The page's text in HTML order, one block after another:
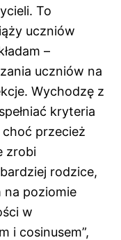
To
uczniów
–
uczniów na
Wychodzę z
kryteria
choć przecież
zrobi
rodzice,
poziomie
w
i cosinusem”,